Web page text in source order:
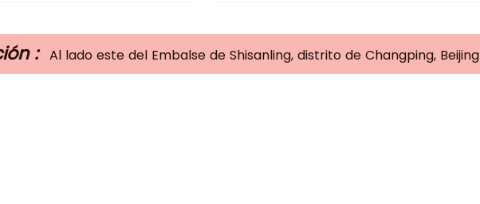
: Al lado este del Embalse de Shisanling, distrito de Changping, Beijing